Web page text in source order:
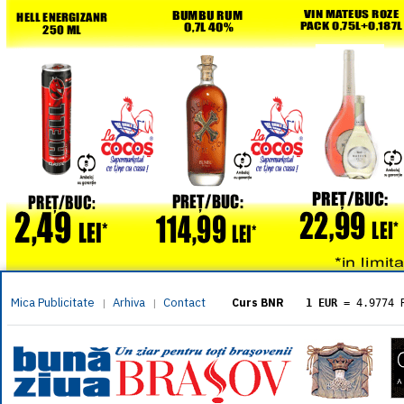
Mica Publicitate | Arhiva | Contact Curs BNR 1 EUR = 4.9774
= 5.8304
1 XAU= 464.4611
1 AED= 1.1933
1 AUD= 2.7957
1 BGN= 2.5449